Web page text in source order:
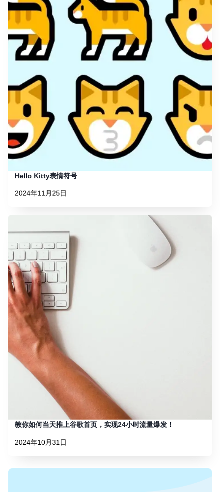
Hello Kitty表情符号
2024年11月25日
教你如何当天推上谷歌首页，实现24小时流量爆发！
2024年10月31日